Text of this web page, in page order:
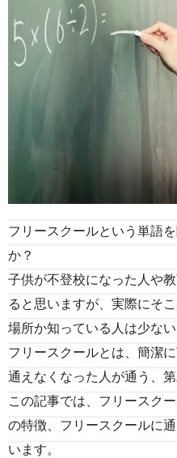
フリースクールという単語
か？
子供が不登校になった人や
ると思いますが、実際にそ
場所か知っている人は少ない
フリースクールとは、簡潔
通えなくなった人が通う、第
この記事では、フリースク
の特徴、フリースクールに
います。